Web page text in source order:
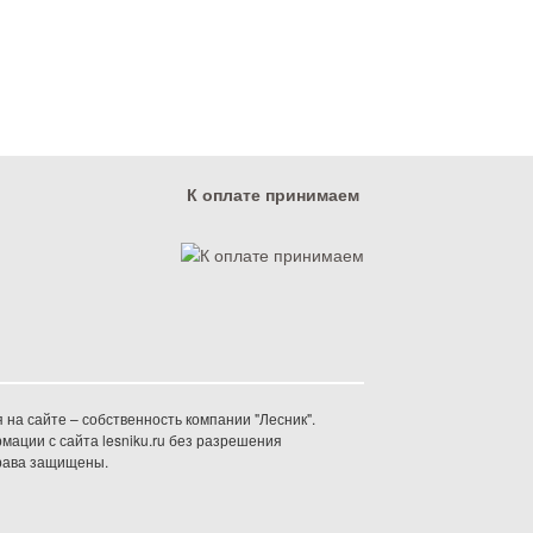
К оплате принимаем
сайте – собственность компании "Лесник".
с сайта lesniku.ru без разрешения
защищены.